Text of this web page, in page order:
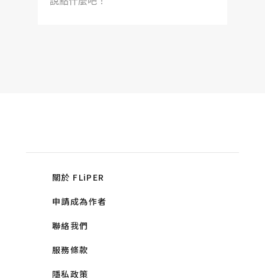
關於 FLiPER
申請成為作者
聯絡我們
服務條款
隱私政策